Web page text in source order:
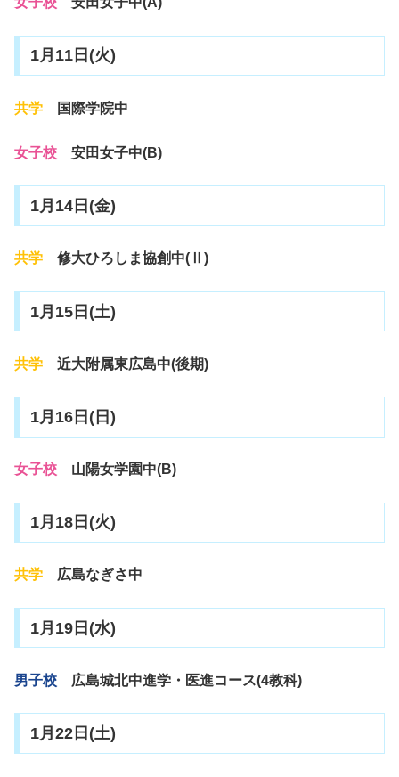
1月11日(火)
共学 国際学院中
女子校 安田女子中(B)
1月14日(金)
共学 修大ひろしま協創中(Ⅱ)
1月15日(土)
共学 近大附属東広島中(後期)
1月16日(日)
女子校 山陽女学園中(B)
1月18日(火)
共学 広島なぎさ中
1月19日(水)
男子校 広島城北中進学・医進コース(4教科)
1月22日(土)